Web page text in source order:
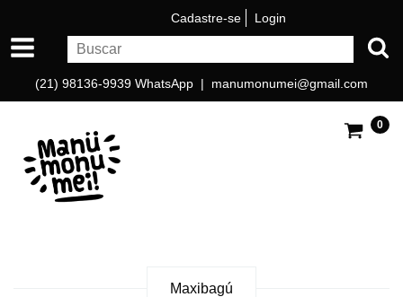
Cadastre-se Login
(21) 98136-9939 WhatsApp | manumonumei@gmail.com
0
Maxibagú